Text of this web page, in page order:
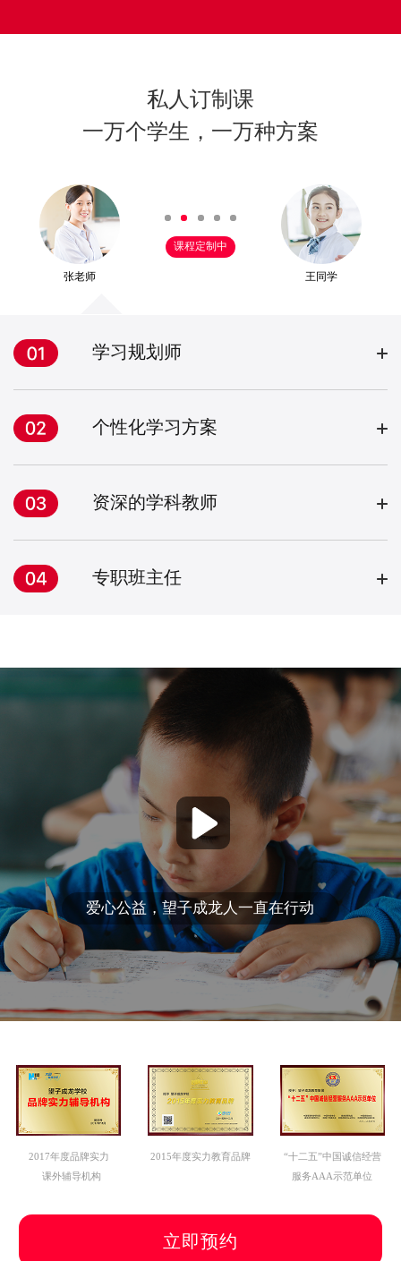
私人订制课
一万个学生，一万种方案
张老师
课程定制中
王同学
学习规划师
个性化学习方案
资深的学科教师
专职班主任
爱心公益，望子成龙人一直在行动
2017年度品牌实力
课外辅导机构
2015年度实力教育品牌
“十二五”中国诚信经营
服务AAA示范单位
立即预约